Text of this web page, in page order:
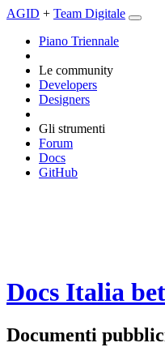
AGID + Team Digitale
Piano Triennale
Le community
Developers
Designers
Gli strumenti
Forum
Docs
GitHub
Docs Italia
Documenti